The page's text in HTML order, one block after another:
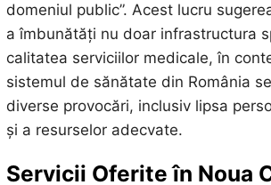
domeniul public”. Acest lucru
a îmbunătăți nu doar infrastructura
calitatea serviciilor medicale, în
sistemul de sănătate din România
diverse provocări, inclusiv lipsa
și a resurselor adecvate.
Servicii Oferite în Noua